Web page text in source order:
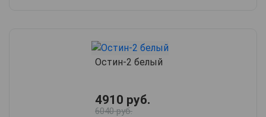
Остин-2 белый
4910 руб.
6040 руб.